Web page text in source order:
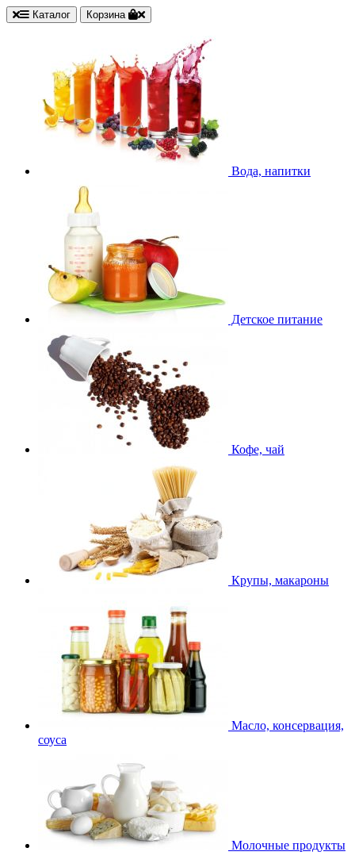
Каталог Корзина
Вода, напитки
Детское питание
Кофе, чай
Крупы, макароны
Масло, консервация,
соуса
Молочные продукты